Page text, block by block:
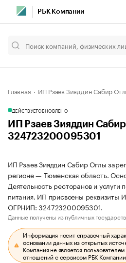
РБК Компании
Главная ИП Рзаев Зияддин Сабир
ДЕЙСТВУЕТОБНОВЛЕНО
ИП Рзаев Зияддин
324723200095301
ИП Рзаев Зияддин Сабир Оглы
регионе — Тюменская область.
Деятельность ресторанов и услуги
питания. ИП присвоены
ОГРНИП: 324723200095301.
Данные получены из публичных
Информация носит справочный
основании данных из открытых
Компания не является
отношений с сервисом РБК Компании.